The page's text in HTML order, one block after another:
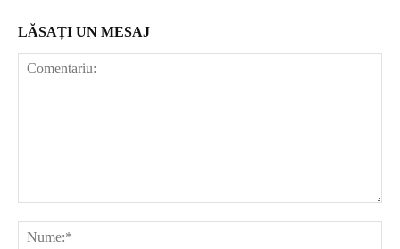
LĂSAȚI UN MESAJ